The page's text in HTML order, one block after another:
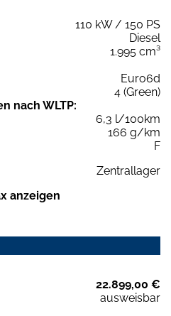
110 kW / 150 PS
Diesel
1.995 cm³
Euro6d
4 (Green)
nach WLTP:
6,3 l/100km
166 g/km
F
Zentrallager
anzeigen
22.899,00 €
ausweisbar